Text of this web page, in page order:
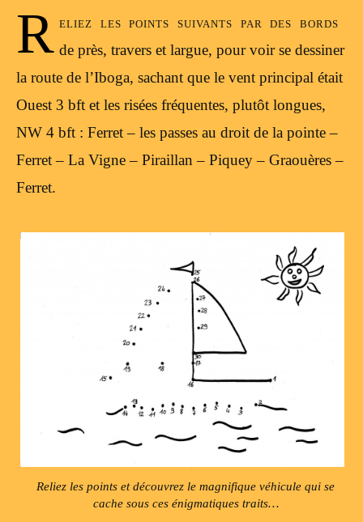
R eliez les points suivants par des bords
de près, travers et largue, pour voir se dessiner
la route de l’Iboga, sachant que le vent principal était
Ouest 3 bft et les risées fréquentes, plutôt longues,
NW 4 bft : Ferret – les passes au droit de la pointe –
Ferret – La Vigne – Piraillan – Piquey – Graouères –
Ferret.
Reliez les points et découvrez le magnifique véhicule qui se
cache sous ces énigmatiques traits…